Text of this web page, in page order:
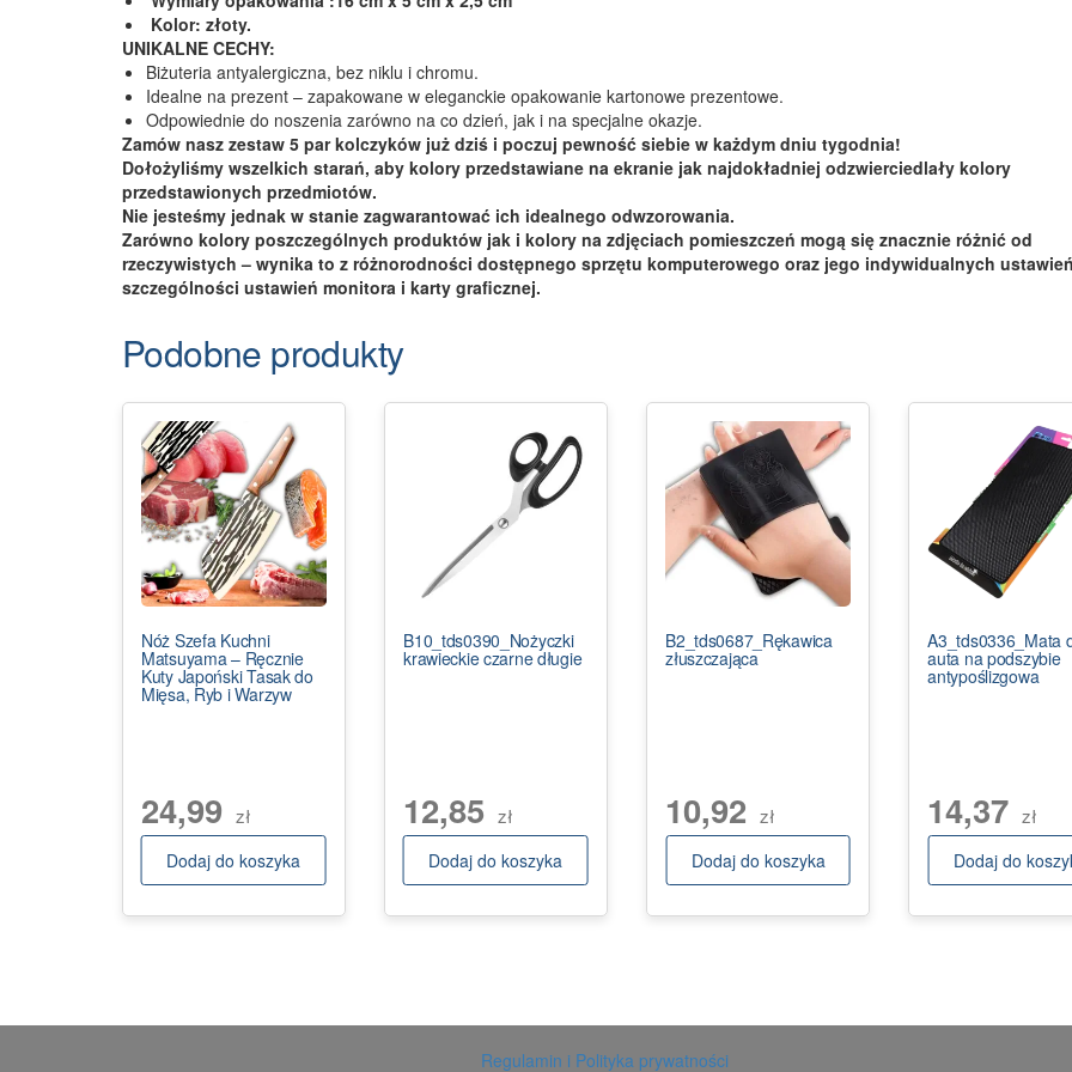
Kolor: złoty.
UNIKALNE CECHY:
Biżuteria antyalergiczna, bez niklu i chromu.
Idealne na prezent – zapakowane w eleganckie opakowanie kartonowe prezentowe.
Odpowiednie do noszenia zarówno na co dzień, jak i na specjalne okazje.
Zamów nasz zestaw 5 par kolczyków już dziś i poczuj pewność siebie w każdym dniu tygodnia!
Dołożyliśmy wszelkich starań, aby kolory przedstawiane na ekranie jak najdokładniej odzwierciedlały kolory
przedstawionych przedmiotów.
Nie jesteśmy jednak w stanie zagwarantować ich idealnego odwzorowania.
Zarówno kolory poszczególnych produktów jak i kolory na zdjęciach pomieszczeń mogą się znacznie różnić od
rzeczywistych – wynika to z różnorodności dostępnego sprzętu komputerowego oraz jego indywidualnych
szczególności ustawień monitora i karty graficznej.
Podobne produkty
Nóż Szefa Kuchni
Matsuyama – Ręcznie
Kuty Japoński Tasak do
Mięsa, Ryb i Warzyw
24,99 zł
Dodaj do koszyka
B10_tds0390_Nożyczki
krawieckie czarne długie
12,85 zł
Dodaj do koszyka
B2_tds0687_Rękawica
złuszczająca
10,92 zł
Dodaj do koszyka
A3_tds0336_Mata
auta na podszybie
antypoślizgowa
14,37 zł
Dodaj do
Regulamin i Polityka prywatności